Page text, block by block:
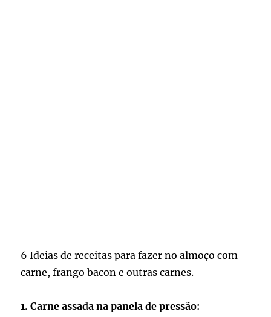
6 Ideias de receitas para fazer no almoço com
carne, frango bacon e outras carnes.
1. Carne assada na panela de pressão: